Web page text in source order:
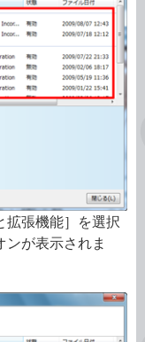
拡張機能］を選択
が表示されま